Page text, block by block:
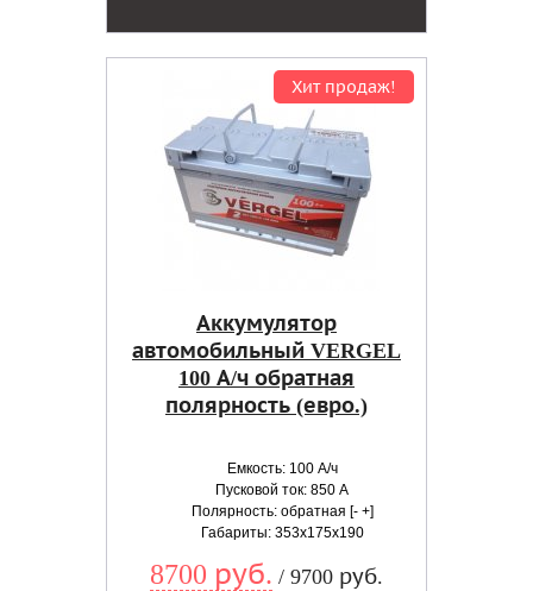
Хит продаж!
Аккумулятор
автомобильный VERGEL
100 А/ч обратная
полярность (евро.)
Емкость: 100 А/ч
Пусковой ток: 850 А
Полярность: обратная [- +]
Габариты: 353x175x190
8700 руб. / 9700 руб.